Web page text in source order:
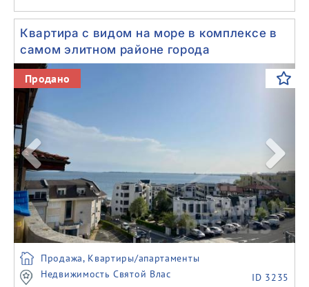
Квартира с видом на море в комплексе в
самом элитном районе города
Previous Next
Продано
Продажа, Квартиры/апартаменты
Недвижимость Святой Влас
ID 3235